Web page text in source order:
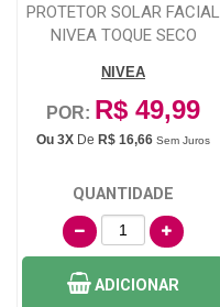
PROTETOR SOLAR FACIAL
NIVEA TOQUE SECO
NIVEA
POR: R$ 49,99
Ou 3X De R$ 16,66 Sem Juros
QUANTIDADE
ADICIONAR